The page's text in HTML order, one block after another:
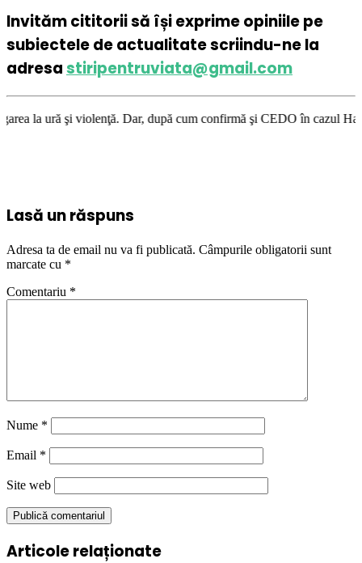
Invităm cititorii să își exprime opiniile pe
subiectele de actualitate scriindu-ne la
adresastiripentruviata@gmail.com
violenţă. Dar, după cum confirmă şi CEDO în cazul Handyside
Lasă un răspuns
Adresa ta de email nu va fi publicată. Câmpurile obligatorii sunt
marcate cu *
Comentariu *
Nume *
Email *
Site web
Articole relaționate